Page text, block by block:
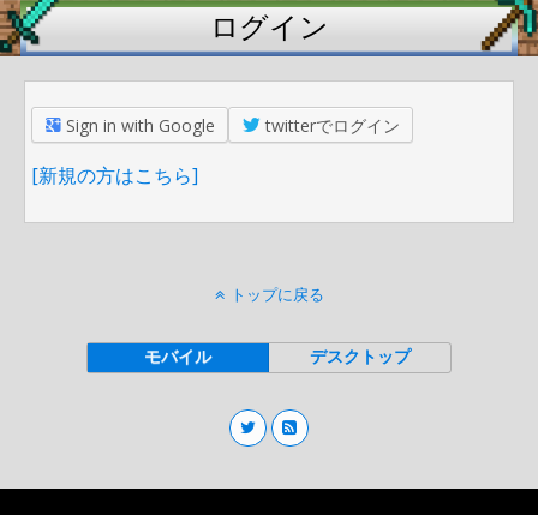
ログイン
Sign in with Google twitterでログイン
[新規の方はこちら]
トップに戻る
モバイル デスクトップ